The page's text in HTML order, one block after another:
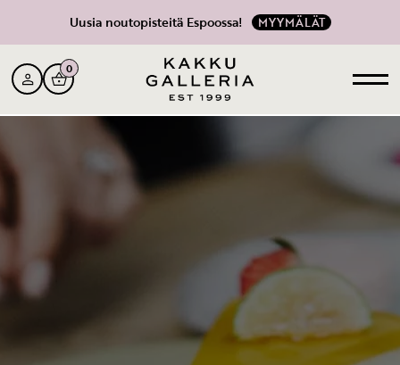
Uusia noutopisteitä Espoossa! MYYMÄLÄT
0